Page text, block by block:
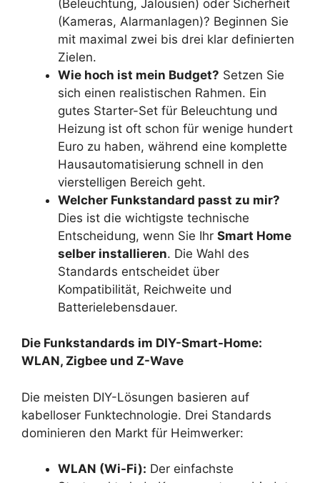
(Beleuchtung, Jalousien) oder Sicherheit
(Kameras, Alarmanlagen)? Beginnen Sie
mit maximal zwei bis drei klar definierten
Zielen.
Wie hoch ist mein Budget? Setzen Sie
sich einen realistischen Rahmen. Ein
gutes Starter-Set für Beleuchtung und
Heizung ist oft schon für wenige hundert
Euro zu haben, während eine komplette
Hausautomatisierung schnell in den
vierstelligen Bereich geht.
Welcher Funkstandard passt zu mir?
Dies ist die wichtigste technische
Entscheidung, wenn Sie Ihr Smart Home
selber installieren. Die Wahl des
Standards entscheidet über
Kompatibilität, Reichweite und
Batterielebensdauer.
Die Funkstandards im DIY-Smart-Home:
WLAN, Zigbee und Z-Wave
Die meisten DIY-Lösungen basieren auf
kabelloser Funktechnologie. Drei Standards
dominieren den Markt für Heimwerker:
WLAN (Wi-Fi): Der einfachste